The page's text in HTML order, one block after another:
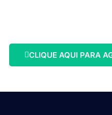
CLIQUE AQUI PARA